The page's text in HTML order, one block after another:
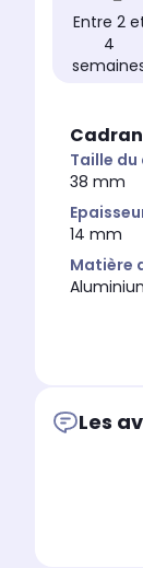
Entre 2
4
Taille
38 mm
14 mm
Matière
Les